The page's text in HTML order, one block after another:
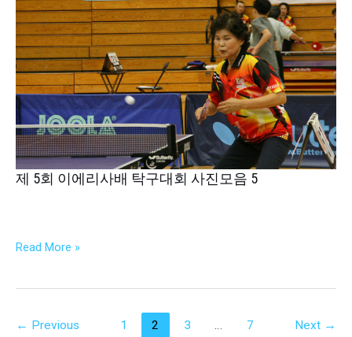
제 5회 이에리사배 탁구대회 사진모음 5
이
에
리
사
배
탁
구
대
회
음
Read More »
← Previous 1 2 3 … 7 Next →